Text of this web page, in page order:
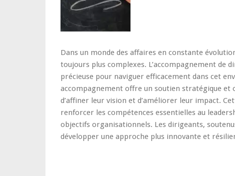
Dans un monde des affaires en constante
toujours plus complexes. L’accompagnement de
précieuse pour naviguer efficacement dans cet
accompagnement offre un soutien stratégique
d’affiner leur vision et d’améliorer leur impact.
renforcer les compétences essentielles au
objectifs organisationnels. Les dirigeants,
développer une approche plus innovante et